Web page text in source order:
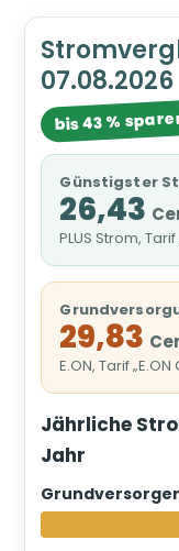
07.08.2026
bis 43 %
Günstigster
26,43
PLUS Strom,
29,83
E.ON, Tarif
Jährliche
Jahr